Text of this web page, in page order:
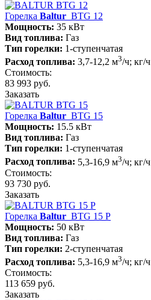
Горелка Baltur BTG 12
Мощность: 35 кВт
Вид топлива: Газ
Тип горелки: 1-ступенчатая
Расход топлива: 3,7-12,2 м3/ч; кг/ч
Стоимость:
83 993 руб.
Заказать
Горелка Baltur BTG 15
Мощность: 15.5 кВт
Вид топлива: Газ
Тип горелки: 1-ступенчатая
Расход топлива: 5,3-16,9 м3/ч; кг/ч
Стоимость:
93 730 руб.
Заказать
Горелка Baltur BTG 15 P
Мощность: 50 кВт
Вид топлива: Газ
Тип горелки: 2-ступенчатая
Расход топлива: 5,3-16,9 м3/ч; кг/ч
Стоимость:
113 659 руб.
Заказать